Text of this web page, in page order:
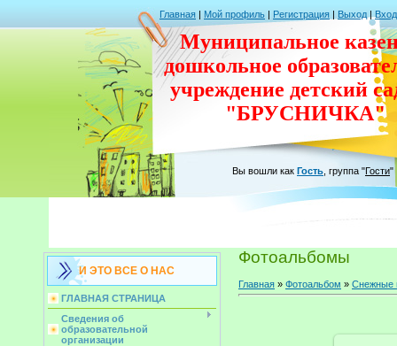
Главная | Мой профиль | Регистрация | Выход | Вход
Муниципальное
дошкольное
учреждение детский
"БРУСНИЧКА"
Вы вошли как Гость группа "Гости"
И ЭТО ВСЕ О НАС
ГЛАВНАЯ СТРАНИЦА
Сведения об
образовательной
организации
Фотоальбомы
Главная » Фотоальбом » Снежные